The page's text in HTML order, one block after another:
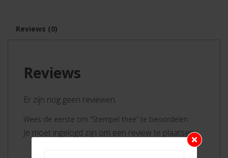
Reviews (0)
Reviews
Er zijn nog geen reviewen.
Wees de eerste om “Stempel thee” te beoordelen
Je moet ingelogd zijn om een review te plaatsen.